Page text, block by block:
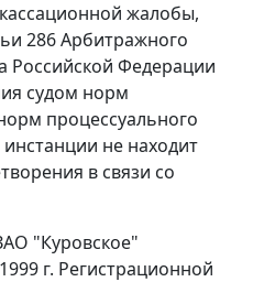
жалобы,
286Арбитражного
Российской Федерации
судом норм
процессуального
не находит
в связи со
"Куровское"
г. Регистрационной